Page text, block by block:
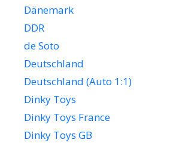
Dänemark
DDR
de Soto
Deutschland
Deutschland (Auto 1:1)
Dinky Toys
Dinky Toys France
Dinky Toys GB